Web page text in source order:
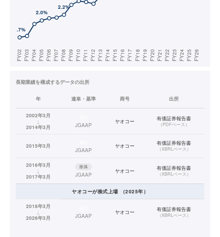
長期業績を構成するデータの出所
年 連単・基準 商号 出所
2002年3月
↓
2014年3月
JGAAP
ヤオコー 有価証券報告書
（PDFベース）
2015年3月
JGAAP
ヤオコー 有価証券報告書
（XBRLベース）
2016年3月
↓
2017年3月
単体
JGAAP
ヤオコー 有価証券報告書
（XBRLベース）
ヤオコーが株式上場 （2025年）
2018年3月
↓
2026年3月
JGAAP
ヤオコー 有価証券報告書
（XBRLベース）